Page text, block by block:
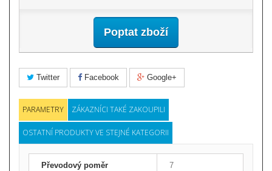
Poptat zboží
Twitter Facebook Google+
PARAMETRY ZÁKAZNÍCI TAKÉ ZAKOUPILI
OSTATNÍ PRODUKTY VE STEJNÉ KATEGORII
Převodový poměr 7